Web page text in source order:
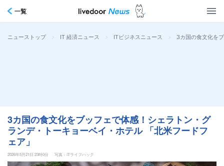
一覧
ニューストップ > IT 経済ニュース > ITビジネスニュース > 3カ国の食文化を
3カ国の食文化をブッフェで体感！シェラトン・グ
ランデ・トーキョーベイ・ホテル 「北米フードフ
ェア」
2026年5月21日 23時0分 写真：ITライフハック